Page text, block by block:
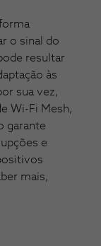
o sinal do
resultar
às
sua vez,
Wi-Fi Mesh,
garante
e
mais,